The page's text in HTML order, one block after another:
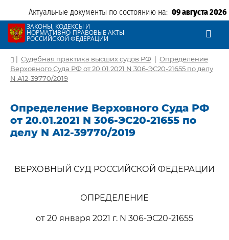
Актуальные документы по состоянию на: 09 августа 2026
ЗАКОНЫ, КОДЕКСЫ И
НОРМАТИВНО-ПРАВОВЫЕ АКТЫ
РОССИЙСКОЙ ФЕДЕРАЦИИ
| Судебная практика высших судов РФ | Определение
Верховного Суда РФ от 20.01.2021 N 306-ЭС20-21655 по делу
N А12-39770/2019
Определение Верховного Суда РФ
от 20.01.2021 N 306-ЭС20-21655 по
делу N А12-39770/2019
ВЕРХОВНЫЙ СУД РОССИЙСКОЙ ФЕДЕРАЦИИ
ОПРЕДЕЛЕНИЕ
от 20 января 2021 г. N 306-ЭС20-21655